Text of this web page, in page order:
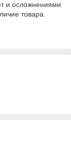
и осложнениями
товара.